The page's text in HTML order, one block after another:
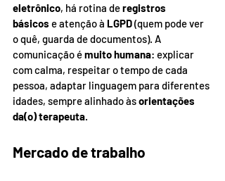
eletrônico, há rotina de registros
básicos e atenção à LGPD (quem pode ver
o quê, guarda de documentos). A
comunicação é muito humana: explicar
com calma, respeitar o tempo de cada
pessoa, adaptar linguagem para diferentes
idades, sempre alinhado às orientações
da(o) terapeuta.
Mercado de trabalho